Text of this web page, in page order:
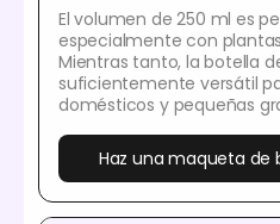
El volumen de 250 ml es
especialmente con
Mientras tanto, la botella
suficientemente versátil
domésticos y pequeñas
Haz una maqueta de